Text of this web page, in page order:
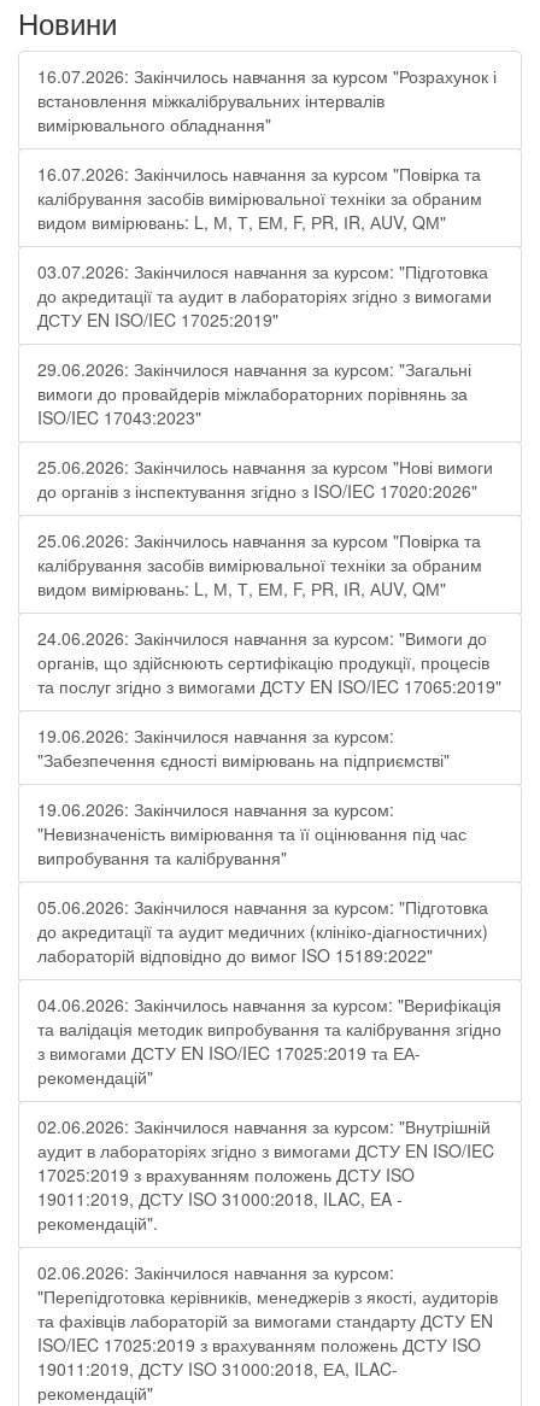
Новини
16.07.2026: Закінчилось навчання за курсом "Розрахунок і
встановлення міжкалібрувальних інтервалів
вимірювального обладнання"
16.07.2026: Закінчилось навчання за курсом "Повірка та
калібрування засобів вимірювальної техніки за обраним
видом вимірювань: L, М, Т, ЕМ, F, РR, ІR, АUV, QМ"
03.07.2026: Закінчилося навчання за курсом: "Підготовка
до акредитації та аудит в лабораторіях згідно з вимогами
ДСТУ EN ISO/IEC 17025:2019"
29.06.2026: Закінчилося навчання за курсом: "Загальні
вимоги до провайдерів міжлабораторних порівнянь за
ISO/IEC 17043:2023"
25.06.2026: Закінчилось навчання за курсом "Нові вимоги
до органів з інспектування згідно з ISO/IEC 17020:2026"
25.06.2026: Закінчилось навчання за курсом "Повірка та
калібрування засобів вимірювальної техніки за обраним
видом вимірювань: L, М, Т, ЕМ, F, РR, ІR, АUV, QМ"
24.06.2026: Закінчилося навчання за курсом: "Вимоги до
органів, що здійснюють сертифікацію продукції, процесів
та послуг згідно з вимогами ДСТУ EN ISO/IEC 17065:2019"
19.06.2026: Закінчилося навчання за курсом:
"Забезпечення єдності вимірювань на підприємстві"
19.06.2026: Закінчилося навчання за курсом:
"Невизначеність вимірювання та її оцінювання під час
випробування та калібрування"
05.06.2026: Закінчилося навчання за курсом: "Підготовка
до акредитації та аудит медичних (клініко-діагностичних)
лабораторій відповідно до вимог ISO 15189:2022"
04.06.2026: Закінчилось навчання за курсом: "Верифікація
та валідація методик випробування та калібрування згідно
з вимогами ДСТУ EN ISO/IEC 17025:2019 та ЕА-
рекомендацій"
02.06.2026: Закінчилося навчання за курсом: "Внутрішній
аудит в лабораторіях згідно з вимогами ДСТУ EN ISO/IEC
17025:2019 з врахуванням положень ДСТУ ISO
19011:2019, ДСТУ ISO 31000:2018, ILAC, EA -
рекомендацій".
02.06.2026: Закінчилося навчання за курсом:
"Перепідготовка керівників, менеджерів з якості, аудиторів
та фахівців лабораторій за вимогами стандарту ДСТУ EN
ISO/IEC 17025:2019 з врахуванням положень ДСТУ ISO
19011:2019, ДСТУ ISO 31000:2018, ЕА, ILAC-
рекомендацій"